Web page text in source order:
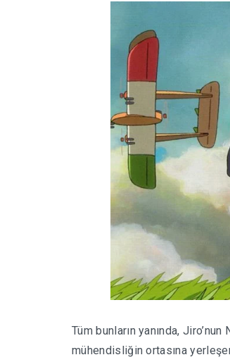
Tüm bunların yanında,
mühendisliğin ortasına